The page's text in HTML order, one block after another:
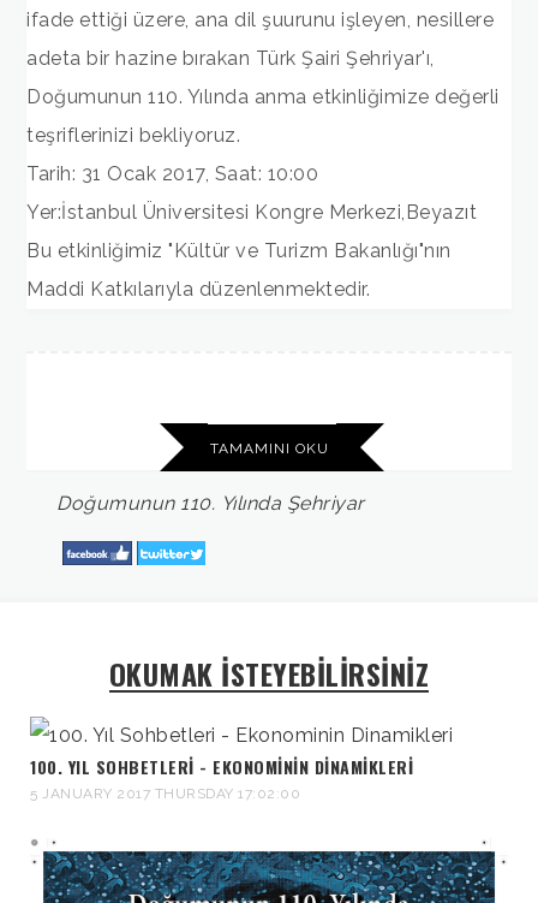
ifade ettiği üzere, ana dil şuurunu işleyen, nesillere
adeta bir hazine bırakan Türk Şairi Şehriyar'ı,
Doğumunun 110. Yılında anma etkinliğimize değerli
teşriflerinizi bekliyoruz.
Tarih: 31 Ocak 2017, Saat: 10:00
Yer:İstanbul Üniversitesi Kongre Merkezi,Beyazıt
Bu etkinliğimiz "Kültür ve Turizm Bakanlığı"nın
Maddi Katkılarıyla düzenlenmektedir.
TAMAMINI OKU
Doğumunun 110. Yılında Şehriyar
OKUMAK İSTEYEBİLİRSİNİZ
100. YIL SOHBETLERI - EKONOMININ DINAMIKLERI
5 JANUARY 2017 THURSDAY 17:02:00